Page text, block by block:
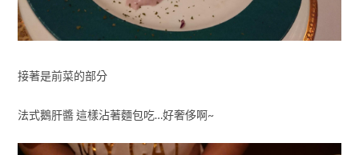
接著是前菜的部分
法式鵝肝醬 這樣沾著麵包吃…好奢侈啊~